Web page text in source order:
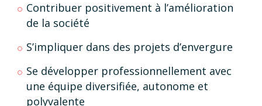
Contribuer positivement à l’amélioration
de la société
S’impliquer dans des projets d’envergure
Se développer professionnellement avec
une équipe diversifiée, autonome et
polyvalente